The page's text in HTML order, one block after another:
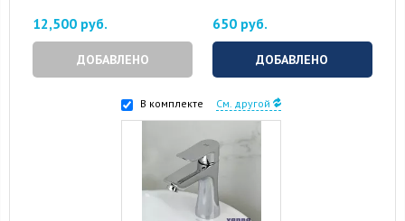
12,500 руб.
ДОБАВЛЕНО
650 руб.
ДОБАВЛЕНО
В комплекте См. другой